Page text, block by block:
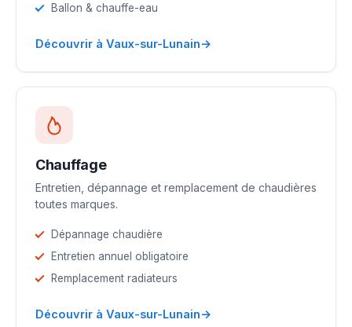
Ballon & chauffe-eau
Découvrir à Vaux-sur-Lunain→
Chauffage
Entretien, dépannage et remplacement de chaudières
toutes marques.
Dépannage chaudière
Entretien annuel obligatoire
Remplacement radiateurs
Découvrir à Vaux-sur-Lunain→